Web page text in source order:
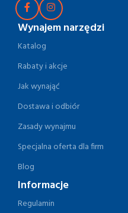
Wynajem narzędzi
Katalog
Rabaty i akcje
Jak wynająć
Dostawa i odbiór
Zasady wynajmu
Specjalna oferta dla firm
Blog
Informacje
Regulamin